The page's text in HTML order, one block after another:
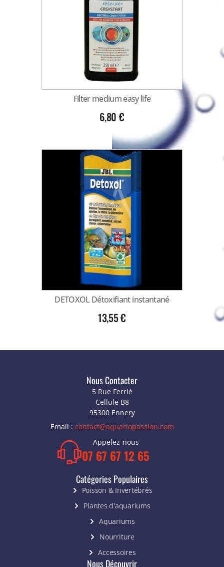
Filter medium easy life
6,80€
DETOXOL Détoxifiant instantané
13,55€
Nous Contacter
5 Rue Ferrié
Cellule B8
95300 Ennery
Email : contact@aquariopassion.com
Appelez-nous
07 67 67 12 65
Catégories Populaires
Poisson & Invertébrés
Plantes d'aquariums
Aquariums
Nourriture
Accessoires
Nous Découvrir